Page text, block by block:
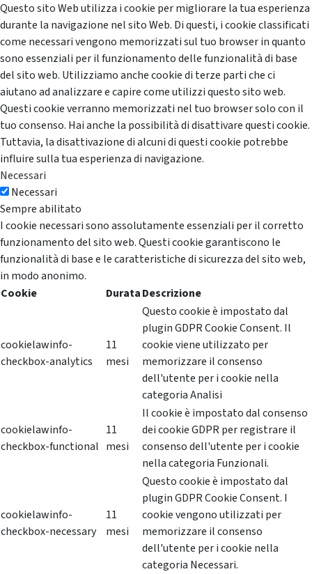
Questo sito Web utilizza i cookie per migliorare la tua esperienza
durante la navigazione nel sito Web. Di questi, i cookie classificati
come necessari vengono memorizzati sul tuo browser in quanto
sono essenziali per il funzionamento delle funzionalità di base
del sito web. Utilizziamo anche cookie di terze parti che ci
aiutano ad analizzare e capire come utilizzi questo sito web.
Questi cookie verranno memorizzati nel tuo browser solo con il
tuo consenso. Hai anche la possibilità di disattivare questi cookie.
Tuttavia, la disattivazione di alcuni di questi cookie potrebbe
influire sulla tua esperienza di navigazione.
Necessari
Necessari
Sempre abilitato
I cookie necessari sono assolutamente essenziali per il corretto
funzionamento del sito web. Questi cookie garantiscono le
funzionalità di base e le caratteristiche di sicurezza del sito web,
in modo anonimo.
Cookie
DurataDescrizione
cookielawinfo-
checkbox-analytics
11
mesi
Questo cookie è impostato dal
plugin GDPR Cookie Consent. Il
cookie viene utilizzato per
memorizzare il consenso
dell'utente per i cookie nella
categoria Analisi
cookielawinfo-
checkbox-functional
11
mesi
Il cookie è impostato dal consenso
dei cookie GDPR per registrare il
consenso dell'utente per i cookie
nella categoria Funzionali.
cookielawinfo-
checkbox-necessary
11
mesi
Questo cookie è impostato dal
plugin GDPR Cookie Consent. I
cookie vengono utilizzati per
memorizzare il consenso
dell'utente per i cookie nella
categoria Necessari.